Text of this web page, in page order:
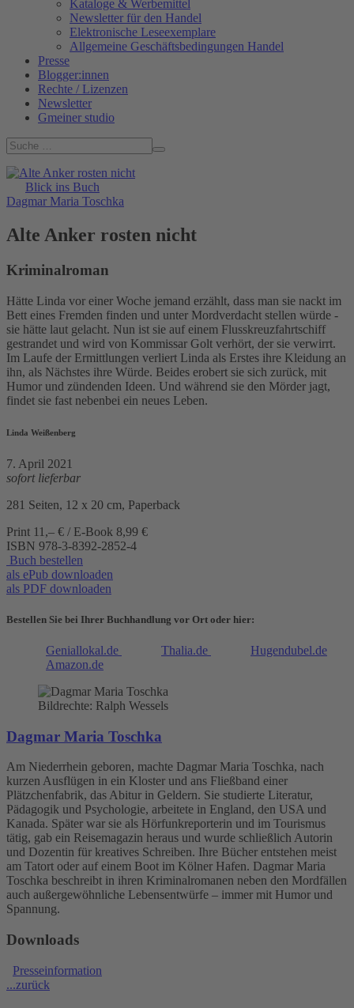
Kataloge & Werbemittel
Newsletter für den Handel
Elektronische Leseexemplare
Allgemeine Geschäftsbedingungen Handel
Presse
Blogger:innen
Rechte / Lizenzen
Newsletter
Gmeiner studio
Blick ins Buch
Dagmar Maria Toschka
Alte Anker rosten nicht
Kriminalroman
Hätte Linda vor einer Woche jemand erzählt, dass man sie nackt im
Bett eines Fremden finden und unter Mordverdacht stellen würde -
sie hätte laut gelacht. Nun ist sie auf einem Flusskreuzfahrtschiff
gestrandet und wird von Kommissar Golt verhört, der sie verwirrt.
Im Laufe der Ermittlungen verliert Linda als Erstes ihre Kleidung an
ihn, als Nächstes ihre Würde. Beides erobert sie sich zurück, mit
Humor und zündenden Ideen. Und während sie den Mörder jagt,
findet sie fast nebenbei ein neues Leben.
Linda Weißenberg
7. April 2021
sofort lieferbar
281 Seiten, 12 x 20 cm, Paperback
Print 11,– € / E-Book 8,99 €
ISBN 978-3-8392-2852-4
Buch bestellen
als ePub downloaden
als PDF downloaden
Bestellen Sie bei Ihrer Buchhandlung vor Ort oder hier:
Geniallokal.de Thalia.de
Hugendubel.de
Amazon.de
Bildrechte: Ralph Wessels
Dagmar Maria Toschka
Am Niederrhein geboren, machte Dagmar Maria Toschka, nach
kurzen Ausflügen in ein Kloster und ans Fließband einer
Plätzchenfabrik, das Abitur in Geldern. Sie studierte Literatur,
Pädagogik und Psychologie, arbeitete in England, den USA und
Kanada. Später war sie als Hörfunkreporterin und im Tourismus
tätig, gab ein Reisemagazin heraus und wurde schließlich Autorin
und Dozentin für kreatives Schreiben. Ihre Bücher entstehen meist
am Tatort oder auf einem Boot im Kölner Hafen. Dagmar Maria
Toschka beschreibt in ihren Kriminalromanen neben den Mordfällen
auch außergewöhnliche Lebensentwürfe – immer mit Humor und
Spannung.
Downloads
Presseinformation
...zurück